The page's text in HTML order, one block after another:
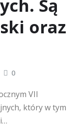
Są
oraz
0
VII
który w tym